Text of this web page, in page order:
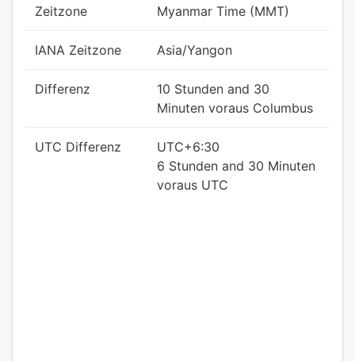
Zeitzone Myanmar Time (MMT)
IANA Zeitzone Asia/Yangon
Differenz
10 Stunden and 30
Minuten voraus Columbus
UTC Differenz
UTC+6:30
6 Stunden and 30 Minuten
voraus UTC